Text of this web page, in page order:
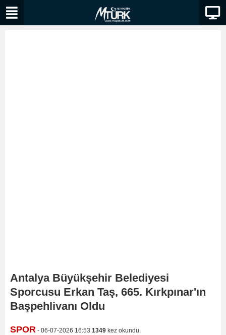
Antalya Büyükşehir Belediyesi
Sporcusu Erkan Taş, 665. Kırkpınar'ın
Başpehlivanı Oldu
SPOR - 06-07-2026 16:53 1349 kez okundu.